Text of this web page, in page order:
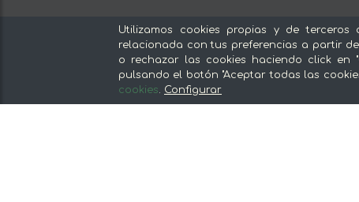
Nuestras secciones
Del productor, sin intermediarios
Tiendas Especializadas y Productos
Utilizamos cookies propias y de
relacionada con tus preferencias a partir
o rechazar las cookies haciendo click en
pulsando el botón "Aceptar todas las
cookies. Configurar